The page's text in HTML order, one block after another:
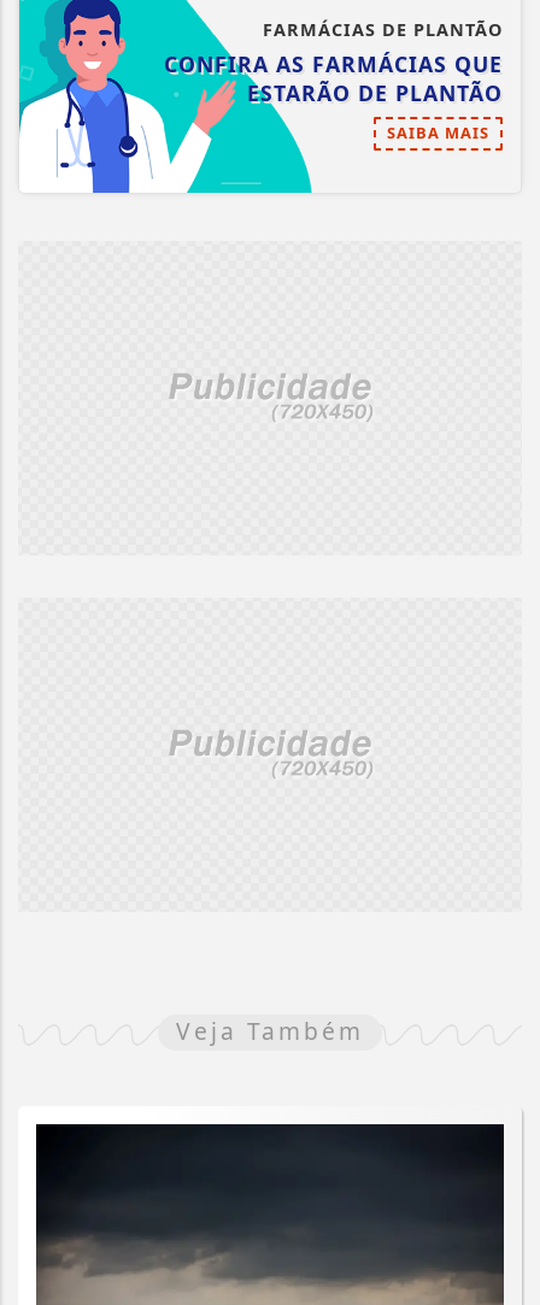
FARMÁCIAS DE PLANTÃO
CONFIRA AS FARMÁCIAS QUE
ESTARÃO DE PLANTÃO
SAIBA MAIS
Veja Também